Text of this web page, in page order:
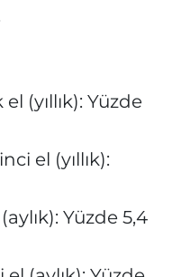
el (yıllık): Yüzde
el (yıllık):
Yüzde 5,4